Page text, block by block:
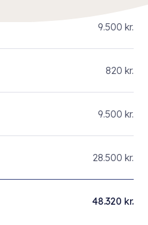
9.500 kr.
820 kr.
9.500 kr.
28.500 kr.
48.320 kr.